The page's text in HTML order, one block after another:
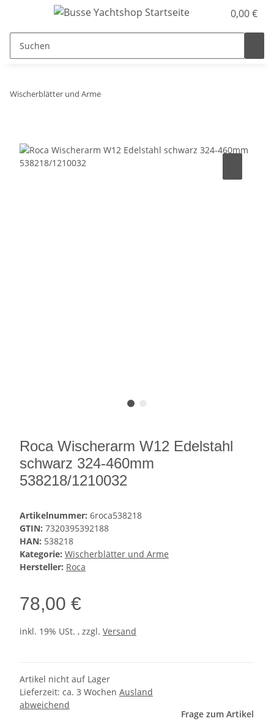
0,00 €
Wischerblätter und Arme
Roca Wischerarm W12 Edelstahl
schwarz 324-460mm
538218/1210032
Artikelnummer: 6roca538218
GTIN: 7320395392188
HAN: 538218
Kategorie: Wischerblätter und Arme
Hersteller: Roca
78,00 €
inkl. 19% USt. , zzgl. Versand
Artikel nicht auf Lager
Lieferzeit: ca. 3 Wochen Ausland
abweichend
Frage zum Artikel